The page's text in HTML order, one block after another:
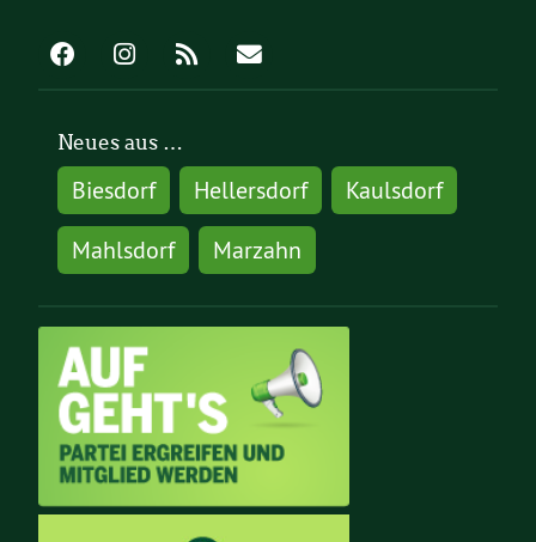
Neues aus …
Biesdorf Hellersdorf
Kaulsdorf
Mahlsdorf
Marzahn